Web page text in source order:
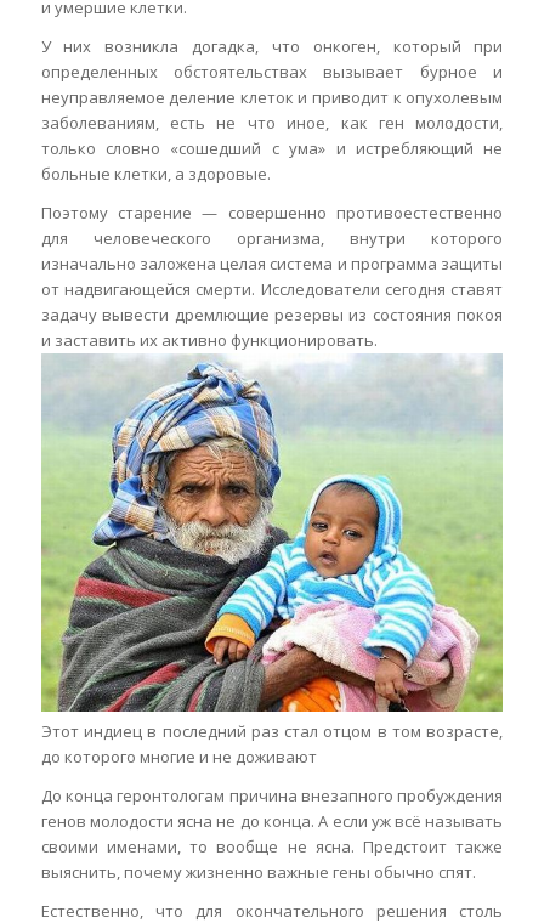
и умершие клетки.
У них возникла догадка, что онкоген, который при
определенных обстоятельствах вызывает бурное и
неуправляемое деление клеток и приводит к опухолевым
заболеваниям, есть не что иное, как ген молодости,
только словно «сошедший с ума» и истребляющий не
больные клетки, а здоровые.
Поэтому старение — совершенно противоестественно
для человеческого организма, внутри которого
изначально заложена целая система и программа защиты
от надвигающейся смерти. Исследователи сегодня ставят
задачу вывести дремлющие резервы из состояния покоя
и заставить их активно функционировать.
Этот индиец в последний раз стал отцом в том возрасте,
до которого многие и не доживают
До конца геронтологам причина внезапного пробуждения
генов молодости ясна не до конца. А если уж всё называть
своими именами, то вообще не ясна. Предстоит также
выяснить, почему жизненно важные гены обычно спят.
Естественно, что для окончательного решения столь